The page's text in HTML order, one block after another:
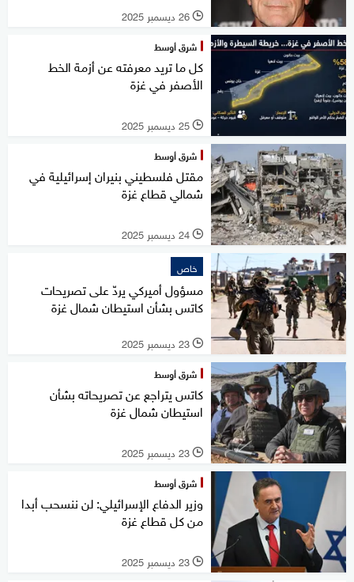
l 26 ديسمبر 2025
شرق أوسط
كل ما تريد معرفته عن أزمة الخط
الأصفر في غزة
l 25 ديسمبر 2025
شرق أوسط
مقتل فلسطيني بنيران إسرائيلية في
شمالي قطاع غزة
l 24 ديسمبر 2025
خاص
مسؤول أميركي يردّ على تصريحات
كاتس بشأن استيطان شمال غزة
l 23 ديسمبر 2025
شرق أوسط
كاتس يتراجع عن تصريحاته بشأن
استيطان شمال غزة
l 23 ديسمبر 2025
شرق أوسط
وزير الدفاع الإسرائيلي: لن ننسحب أبدا
من كل قطاع غزة
l 23 ديسمبر 2025